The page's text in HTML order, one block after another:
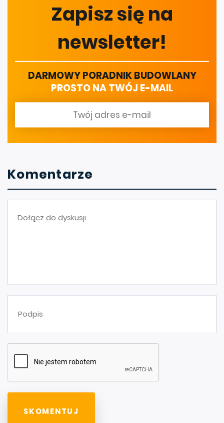
Zapisz się na
newsletter!
DARMOWY PORADNIK BUDOWLANY
PROSTO NA TWÓJ E-MAIL
Komentarze